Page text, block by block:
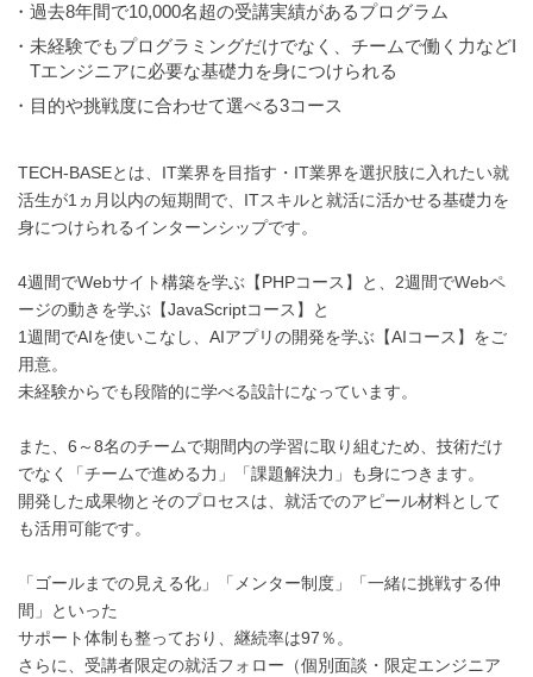
・過去8年間で10,000名超の受講実績があるプログラム
・未経験でもプログラミングだけでなく、チームで働く力などI
Tエンジニアに必要な基礎力を身につけられる
・目的や挑戦度に合わせて選べる3コース
TECH-BASEとは、IT業界を目指す・IT業界を選択肢に入れたい就
活生が1ヵ月以内の短期間で、ITスキルと就活に活かせる基礎力を
身につけられるインターンシップです。
4週間でWebサイト構築を学ぶ【PHPコース】と、2週間でWebペ
ージの動きを学ぶ【JavaScriptコース】と
1週間でAIを使いこなし、AIアプリの開発を学ぶ【AIコース】をご
用意。
未経験からでも段階的に学べる設計になっています。
また、6～8名のチームで期間内の学習に取り組むため、技術だけ
でなく「チームで進める力」「課題解決力」も身につきます。
開発した成果物とそのプロセスは、就活でのアピール材料として
も活用可能です。
「ゴールまでの見える化」「メンター制度」「一緒に挑戦する仲
間」といった
サポート体制も整っており、継続率は97％。
さらに、受講者限定の就活フォロー（個別面談・限定エンジニア